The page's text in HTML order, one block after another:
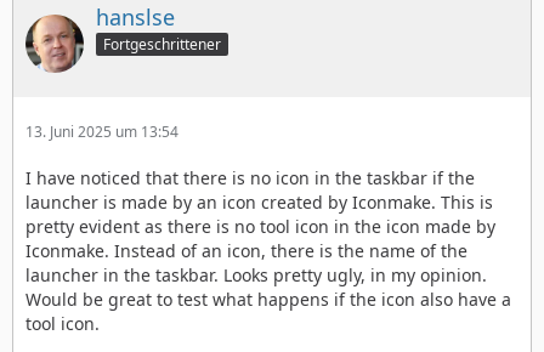
hanslse
Fortgeschrittener
13. Juni 2025 um 13:54
I have noticed that there is no icon in the taskbar if the
launcher is made by an icon created by Iconmake. This is
pretty evident as there is no tool icon in the icon made by
Iconmake. Instead of an icon, there is the name of the
launcher in the taskbar. Looks pretty ugly, in my opinion.
Would be great to test what happens if the icon also have a
tool icon.